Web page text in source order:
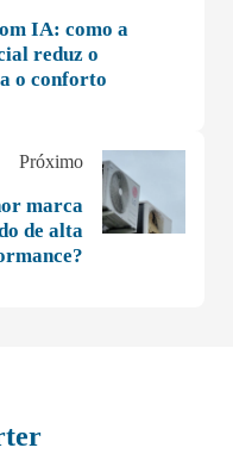
IA: como a
reduz o
o conforto
Próximo
marca
de alta